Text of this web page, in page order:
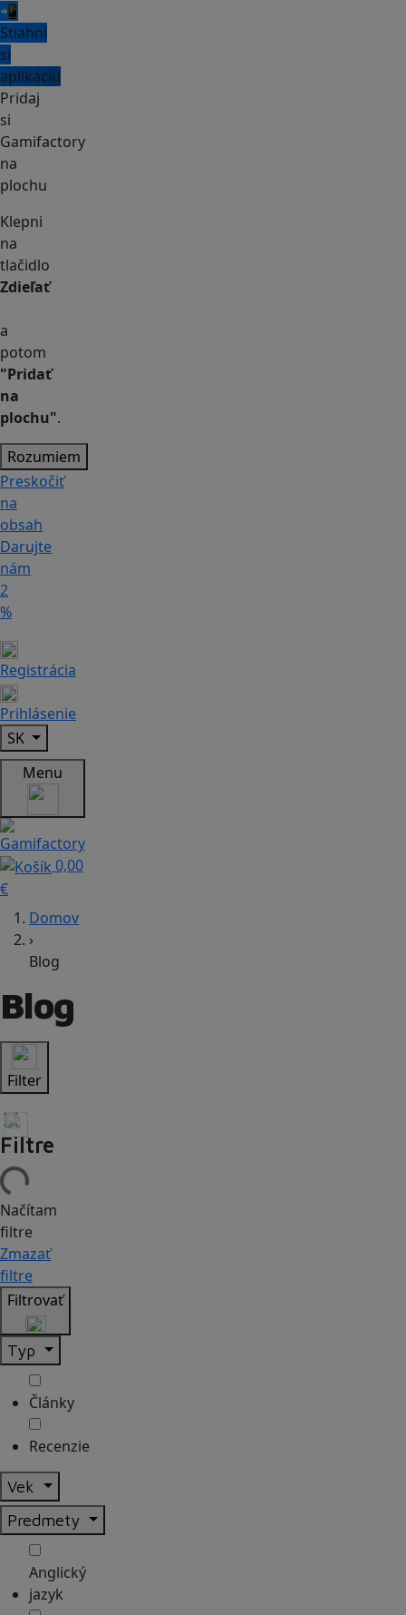
📲
Stiahni
si
aplikáciu
Pridaj
si
Gamifactory
na
plochu
Klepni
na
tlačidlo
Zdieľať
a
potom
"Pridať
na
plochu".
Rozumiem
Preskočiť
na
obsah
Darujte
nám
2
%
Registrácia
Prihlásenie
SK
Menu
0,00
€
Domov
›
Blog
Blog
Filter
Filtre
Načítam
filtre
Zmazať
filtre
Filtrovať
Typ
Články
Recenzie
Vek
Predmety
Anglický
jazyk